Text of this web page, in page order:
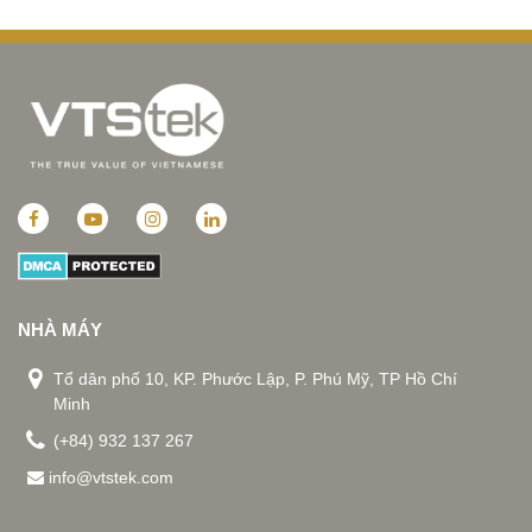
Sản phẩm được VTStek thiết kế và sản xuất theo nhu
Vui lòng liên hệ với chúng tôi để biết thêm thông tin chi
tiết của hệ thống.
NHÀ MÁY
Tổ dân phố 10, KP. Phước Lập, P. Phú Mỹ, TP Hồ Chí
Minh
(+84) 932 137 267
info@vtstek.com